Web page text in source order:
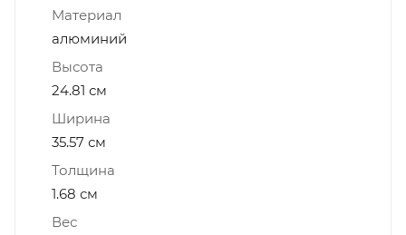
Материал
алюминий
Высота
24.81 см
Ширина
35.57 см
Толщина
1.68 см
Вес